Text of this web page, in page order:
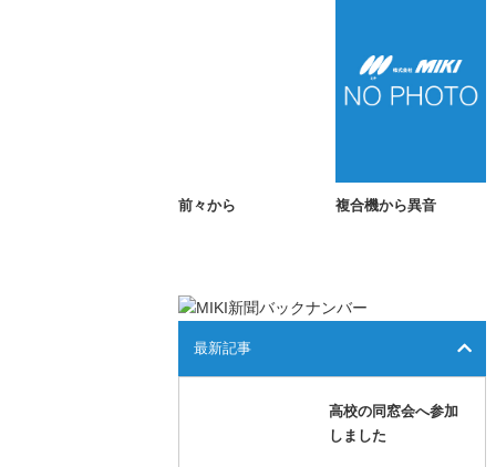
前々から 複合機から異音
最新記事
高校の同窓会へ参加
しました